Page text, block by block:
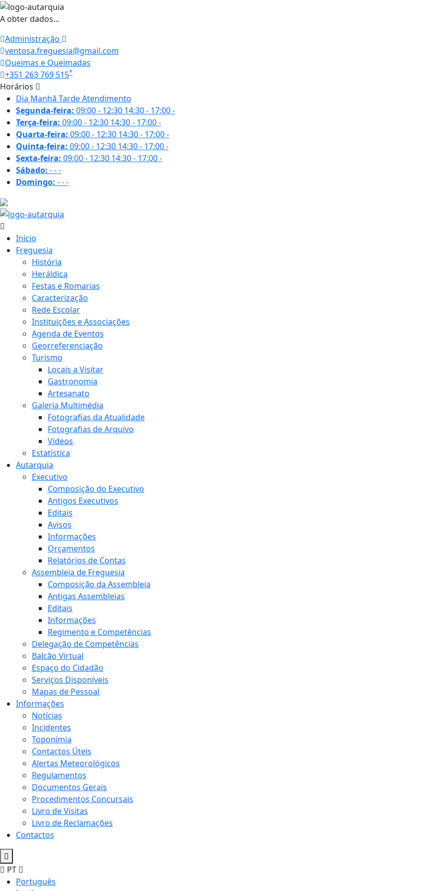
A obter dados...
Administração
ventosa.freguesia@gmail.com
Queimas e Queimadas
+351 263 769 515*
Horários
Dia Manhã TardeAtendimento
Segunda-feira: 09:00 - 12:30 14:30 - 17:00-
Terça-feira: 09:00 - 12:30 14:30 - 17:00-
Quarta-feira: 09:00 - 12:30 14:30 - 17:00-
Quinta-feira: 09:00 - 12:30 14:30 - 17:00-
Sexta-feira: 09:00 - 12:30 14:30 - 17:00-
Sábado: ---
Domingo: ---
Início
Freguesia
História
Heráldica
Festas e Romarias
Caracterização
Rede Escolar
Instituições e Associações
Agenda de Eventos
Georreferenciação
Turismo
Locais a Visitar
Gastronomia
Artesanato
Galeria Multimédia
Fotografias da Atualidade
Fotografias de Arquivo
Vídeos
Estatística
Autarquia
Executivo
Composição do Executivo
Antigos Executivos
Editais
Avisos
Informações
Orçamentos
Relatórios de Contas
Assembleia de Freguesia
Composição da Assembleia
Antigas Assembleias
Editais
Informações
Regimento e Competências
Delegação de Competências
Balcão Virtual
Espaço do Cidadão
Serviços Disponíveis
Mapas de Pessoal
Informações
Notícias
Incidentes
Toponímia
Contactos Úteis
Alertas Meteorológicos
Regulamentos
Documentos Gerais
Procedimentos Concursais
Livro de Visitas
Livro de Reclamações
Contactos
PT
Português